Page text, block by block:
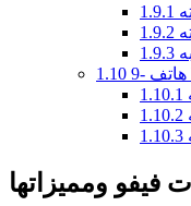
1.9.1
1.9.2
1.9.3
1.10
1.10.1
1.10.2
1.10.3
فيفو ومميزاتها